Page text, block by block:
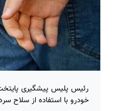
رئیس پلیس پیشگیری
خودرو با استفاده از سلاح